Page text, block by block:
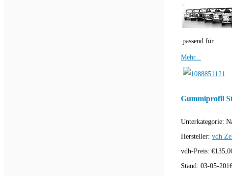
passend für
Mehr...
Gummiprofil
Unterkategorie:
Hersteller: vdh
vdh-Preis: €
Stand: 03-05-